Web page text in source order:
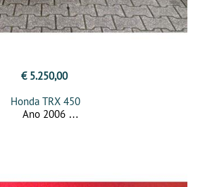
€ 5.250,00
Honda TRX 450
Ano 2006